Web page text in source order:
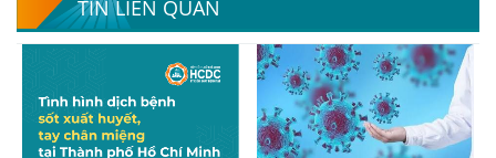
TIN LIÊN QUAN